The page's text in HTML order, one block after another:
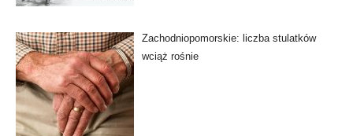
Zachodniopomorskie: liczba stulatków
wciąż rośnie